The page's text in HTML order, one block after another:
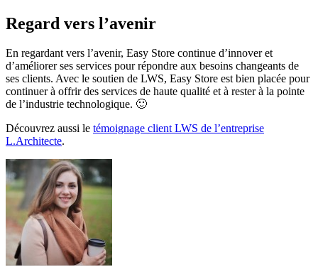
Regard vers l’avenir
En regardant vers l’avenir, Easy Store continue d’innover et
d’améliorer ses services pour répondre aux besoins changeants de
ses clients. Avec le soutien de LWS, Easy Store est bien placée pour
continuer à offrir des services de haute qualité et à rester à la pointe
de l’industrie technologique. 🙂
Découvrez aussi le témoignage client LWS de l’entreprise
L.Architecte.